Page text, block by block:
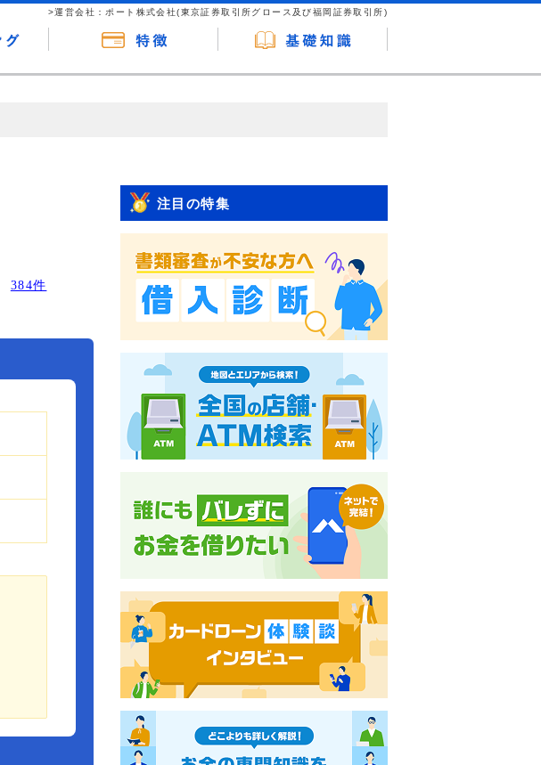
>運営会社：ポート株式会社(東京証券取引所グロース及び福岡証券取引所)
384件
注目の特集